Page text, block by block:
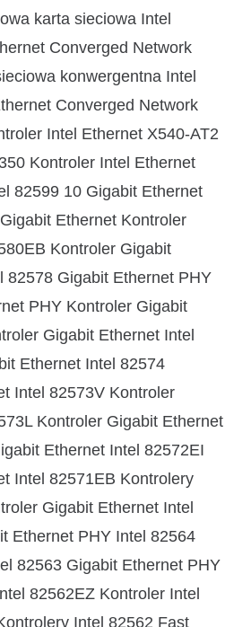
karta sieciowa Intel
Converged Network
konwergentna Intel
Converged Network
Intel Ethernet X540-AT2
Kontroler Intel Ethernet
82599 10 Gigabit Ethernet
Ethernet Kontroler
Kontroler Gigabit
82578 Gigabit Ethernet PHY
PHY Kontroler Gigabit
Gigabit Ethernet Intel
Ethernet Intel 82574
Intel 82573V Kontroler
Kontroler Gigabit Ethernet
Ethernet Intel 82572EI
Intel 82571EB Kontrolery
Gigabit Ethernet Intel
Ethernet PHY Intel 82564
82563 Gigabit Ethernet PHY
82562EZ Kontroler Intel
Intel 82562 Fast